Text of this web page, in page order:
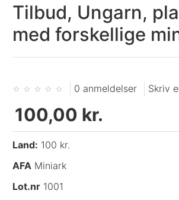
Tilbud, Ungarn,
med forskellige
0 anmeldelser Skriv
100,00 kr.
Land: 100 kr.
AFA Miniark
Lot.nr 1001